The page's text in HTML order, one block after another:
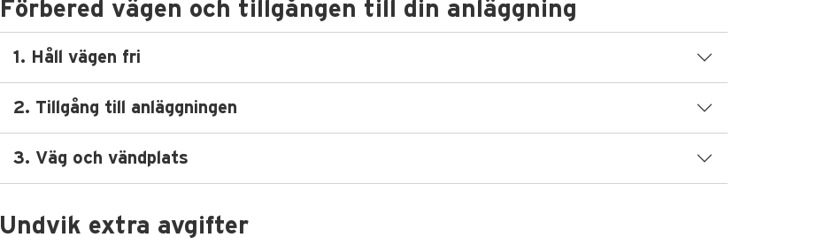
Förbered vägen och tillgången till din anläggning
1. Håll vägen fri
2. Tillgång till anläggningen
3. Väg och vändplats
Undvik extra avgifter